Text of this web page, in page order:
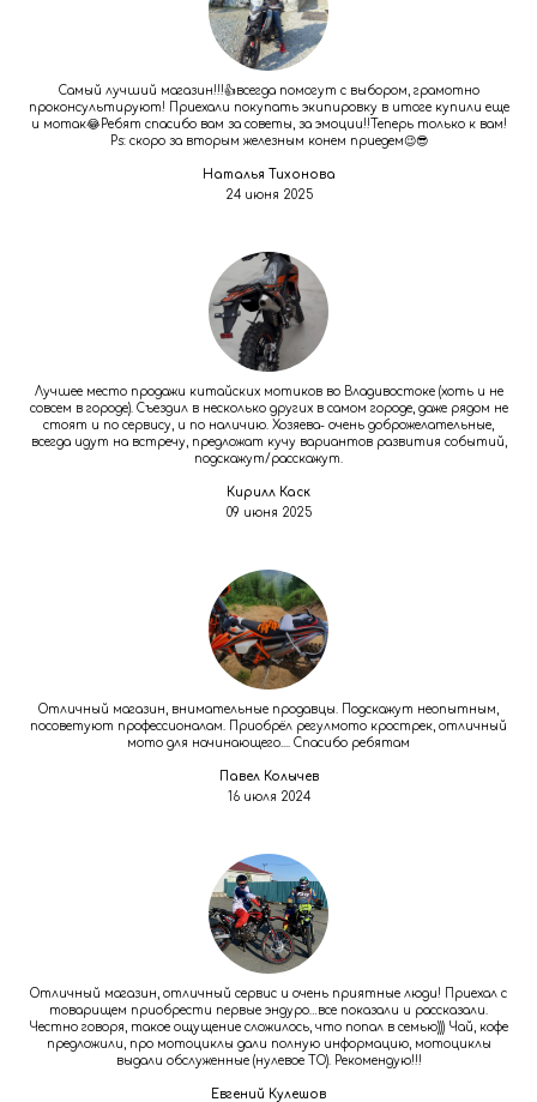
Самый лучший магазин!!!👍всегда помогут с выбором, грамотно
проконсультируют! Приехали покупать экипировку в итоге купили еще
и мотак😂Ребят спасибо вам за советы, за эмоции!!Теперь только к вам!
Ps: скоро за вторым железным конем приедем😉😎
Наталья Тихонова
24 июня 2025
Лучшее место продажи китайских мотиков во Владивостоке (хоть и не
совсем в городе). Съездил в несколько других в самом городе, даже рядом не
стоят и по сервису, и по наличию. Хозяева- очень доброжелательные,
всегда идут на встречу, предложат кучу вариантов развития событий,
подскажут/расскажут.
Кирилл Каск
09 июня 2025
Отличный магазин, внимательные продавцы. Подскажут неопытным,
посоветуют профессионалам. Приобрёл регулмото крострек, отличный
мото для начинающего.... Спасибо ребятам
Павел Колычев
16 июля 2024
Отличный магазин, отличный сервис и очень приятные люди! Приехал с
товарищем приобрести первые эндуро…все показали и рассказали.
Честно говоря, такое ощущение сложилось, что попал в семью))) Чай, кофе
предложили, про мотоциклы дали полную информацию, мотоциклы
выдали обслуженные (нулевое ТО). Рекомендую!!!
Евгений Кулешов